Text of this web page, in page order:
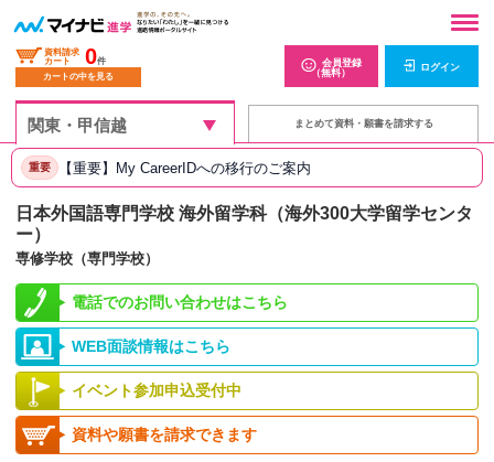
資料請求
カート
0件
カートの中を見る
会員登録
（無料）
ログイン
まとめて資料・願書を請求する
重要 【重要】My CareerIDへの移行のご案内
日本外国語専門学校 海外留学科（海外300大学留学センタ
ー）
専修学校（専門学校）
電話でのお問い合わせはこちら
WEB面談情報はこちら
イベント参加申込受付中
資料や願書を請求できます